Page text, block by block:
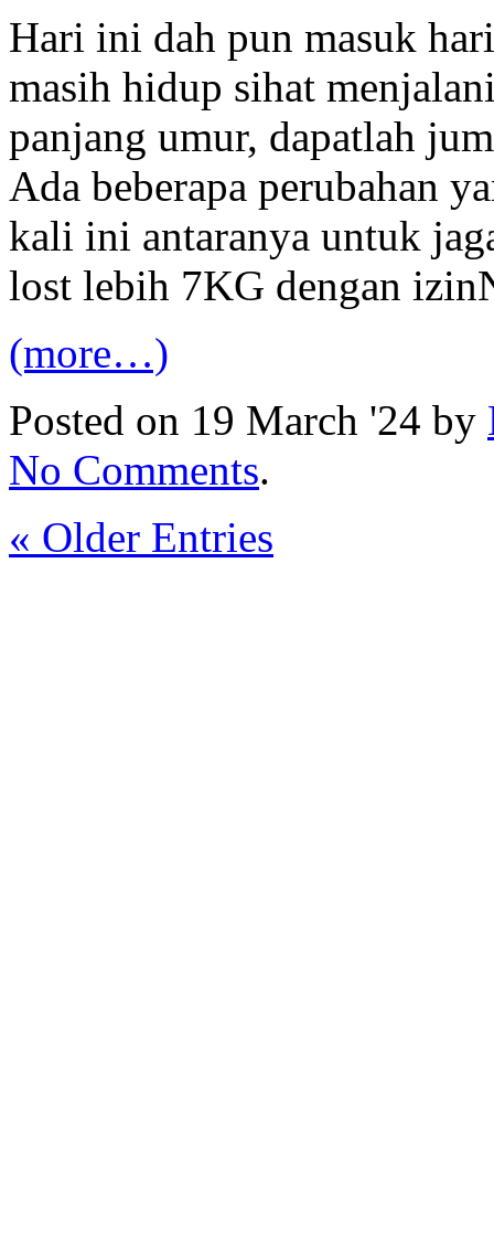
Hari ini dah pun masuk
masih hidup sihat
panjang umur, dapatlah
Ada beberapa perubahan
kali ini antaranya untuk
lost lebih 7KG dengan
(more…)
Posted on 19 March '24 by
No Comments.
« Older Entries